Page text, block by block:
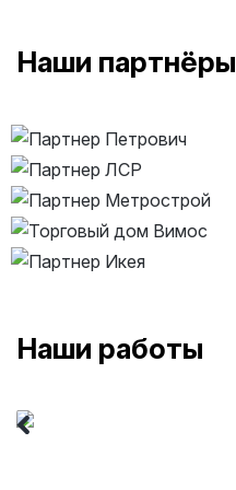
Наши партнёры
Наши работы